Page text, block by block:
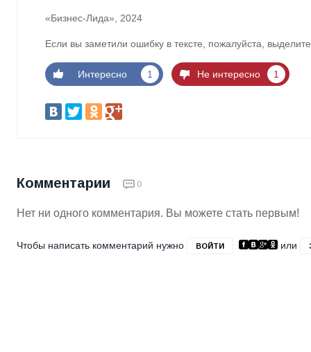
«Бизнес-Лида», 2024
Если вы заметили ошибку в тексте, пожалуйста,
Интересно 1 Не интересно 1
Комментарии 0
Нет ни одного комментария. Вы можете стать первым!
Чтобы написать комментарий нужно ВОЙТИ или